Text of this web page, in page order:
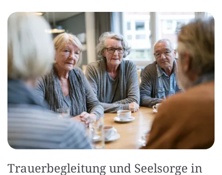
Trauerbegleitung und Seelsorge in